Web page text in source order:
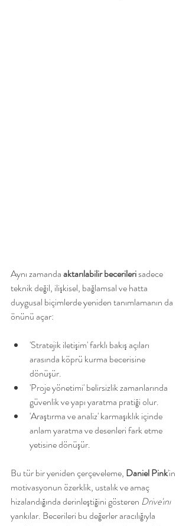
Aynı zamanda aktarılabilir becerileri sadece
teknik değil, ilişkisel, bağlamsal ve hatta
duygusal biçimlerde yeniden tanımlamanın da
önünü açar:
'Stratejik iletişim' farklı bakış açıları
arasında köprü kurma becerisine
dönüşür.
'Proje yönetimi' belirsizlik zamanlarında
güvenlik ve yapı yaratma pratiği olur.
'Araştırma ve analiz' karmaşıklık içinde
anlam yaratma ve desenleri fark etme
yetisine dönüşür.
Bu tür bir yeniden çerçeveleme, Daniel Pink'in
motivasyonun özerklik, ustalık ve amaç
hizalandığında derinleştiğini gösteren Drive'ını
yankılar. Becerileri bu değerler aracılığıyla